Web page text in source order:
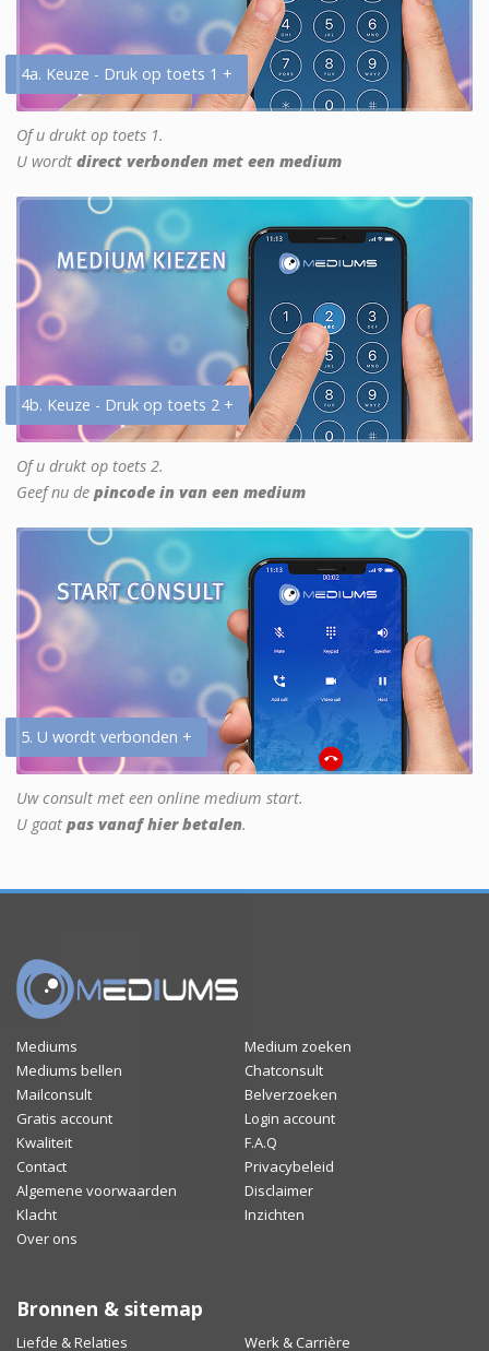
4a. Keuze - Druk op toets 1 +
Of u drukt op toets 1.
U wordt direct verbonden met een medium
4b. Keuze - Druk op toets 2 +
Of u drukt op toets 2.
Geef nu de pincode in van een medium
5. U wordt verbonden +
Uw consult met een online medium start.
U gaat pas vanaf hier betalen.
Mediums
Medium zoeken
Mediums bellen
Chatconsult
Mailconsult
Belverzoeken
Gratis account
Login account
Kwaliteit
F.A.Q
Contact
Privacybeleid
Algemene voorwaarden
Disclaimer
Klacht
Inzichten
Over ons
Bronnen & sitemap
Liefde & Relaties Werk & Carrière